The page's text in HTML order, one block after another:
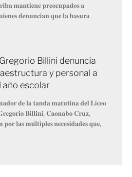
𝐦𝐚𝐧𝐭𝐢𝐞𝐧𝐞 𝐩𝐫𝐞𝐨𝐜𝐮𝐩𝐚𝐝𝐨𝐬 𝐚
𝐝𝐞𝐧𝐮𝐧𝐜𝐢𝐚𝐧 𝐪𝐮𝐞 𝐥𝐚 𝐛𝐚𝐬𝐮𝐫𝐚
Billini denuncia
y personal a
año escolar
𝐝𝐞 𝐥𝐚 𝐭𝐚𝐧𝐝𝐚 𝐦𝐚𝐭𝐮𝐭𝐢𝐧𝐚 𝐝𝐞𝐥 𝐋𝐢𝐜𝐞𝐨
𝐁𝐢𝐥𝐥𝐢𝐧𝐢, 𝐂𝐚𝐨𝐧𝐚𝐛𝐨 𝐂𝐫𝐮𝐳,
𝐥𝐚𝐬 𝐦𝐮́𝐥𝐭𝐢𝐩𝐥𝐞𝐬 𝐧𝐞𝐜𝐞𝐬𝐢𝐝𝐚𝐝𝐞𝐬 𝐪𝐮𝐞,